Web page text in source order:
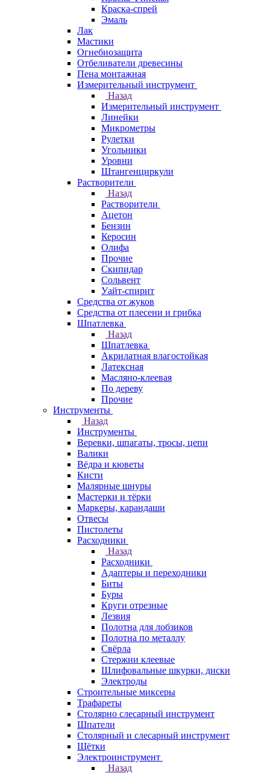
Краска-спрей
Эмаль
Лак
Мастики
Огнебиозащита
Отбеливатели древесины
Пена монтажная
Измерительный инструмент
Назад
Измерительный инструмент
Линейки
Микрометры
Рулетки
Угольники
Уровни
Штангенциркули
Растворители
Назад
Растворители
Ацетон
Бензин
Керосин
Олифа
Прочие
Скипидар
Сольвент
Уайт-спирит
Средства от жуков
Средства от плесени и грибка
Шпатлевка
Назад
Шпатлевка
Акрилатная влагостойкая
Латексная
Масляно-клеевая
По дереву
Прочие
Инструменты
Назад
Инструменты
Веревки, шпагаты, тросы, цепи
Валики
Вёдра и кюветы
Кисти
Малярные шнуры
Мастерки и тёрки
Маркеры, карандаши
Отвесы
Пистолеты
Расходники
Назад
Расходники
Адаптеры и переходники
Биты
Буры
Круги отрезные
Лезвия
Полотна для лобзиков
Полотна по металлу
Свёрла
Стержни клеевые
Шлифовальные шкурки, диски
Электроды
Строительные миксеры
Трафареты
Столярно слесарный инструмент
Шпатели
Столярный и слесарный инструмент
Щётки
Электроинструмент
Назад